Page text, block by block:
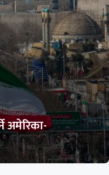
अमेरिका-